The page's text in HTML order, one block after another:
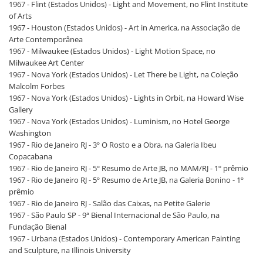
1967 - Flint (Estados Unidos) - Light and Movement, no Flint Institute
of Arts
1967 - Houston (Estados Unidos) - Art in America, na Associação de
Arte Contemporânea
1967 - Milwaukee (Estados Unidos) - Light Motion Space, no
Milwaukee Art Center
1967 - Nova York (Estados Unidos) - Let There be Light, na Coleção
Malcolm Forbes
1967 - Nova York (Estados Unidos) - Lights in Orbit, na Howard Wise
Gallery
1967 - Nova York (Estados Unidos) - Luminism, no Hotel George
Washington
1967 - Rio de Janeiro RJ - 3º O Rosto e a Obra, na Galeria Ibeu
Copacabana
1967 - Rio de Janeiro RJ - 5º Resumo de Arte JB, no MAM/RJ - 1º prêmio
1967 - Rio de Janeiro RJ - 5º Resumo de Arte JB, na Galeria Bonino - 1º
prêmio
1967 - Rio de Janeiro RJ - Salão das Caixas, na Petite Galerie
1967 - São Paulo SP - 9ª Bienal Internacional de São Paulo, na
Fundação Bienal
1967 - Urbana (Estados Unidos) - Contemporary American Painting
and Sculpture, na Illinois University